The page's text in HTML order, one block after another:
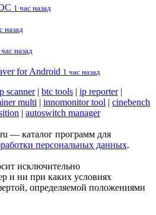
1 час назад
назад
час назад
for Android 1 час назад
scanner| btc tools | ip reporter|
multi | innomonitor tool | cinebench
| autoswitch manager
— каталог программ для
персональных данных.
исключительно
и ни при каких условиях
определяемой положениями